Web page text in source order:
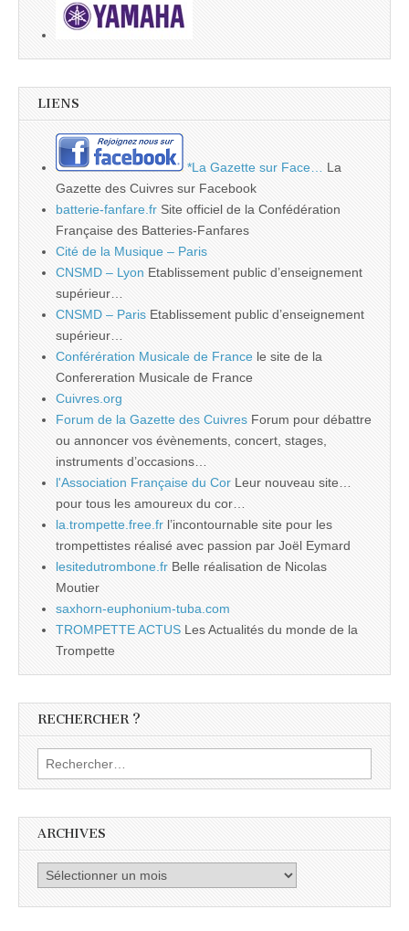
LIENS
*La Gazette sur Face…
La
Gazette des Cuivres sur Facebook
batterie-fanfare.fr Site officiel de la Confédération
Française des Batteries-Fanfares
Cité de la Musique – Paris
CNSMD – Lyon Etablissement public d’enseignement
supérieur…
CNSMD – Paris Etablissement public d’enseignement
supérieur…
Conférération Musicale de France le site de la
Confereration Musicale de France
Cuivres.org
Forum de la Gazette des Cuivres Forum pour débattre
ou annoncer vos évènements, concert, stages,
instruments d’occasions…
l'Association Française du Cor Leur nouveau site…
pour tous les amoureux du cor…
la.trompette.free.fr l’incontournable site pour les
trompettistes réalisé avec passion par Joël Eymard
lesitedutrombone.fr Belle réalisation de Nicolas
Moutier
saxhorn-euphonium-tuba.com
TROMPETTE ACTUS Les Actualités du monde de la
Trompette
RECHERCHER ?
Rechercher :
ARCHIVES
Archives